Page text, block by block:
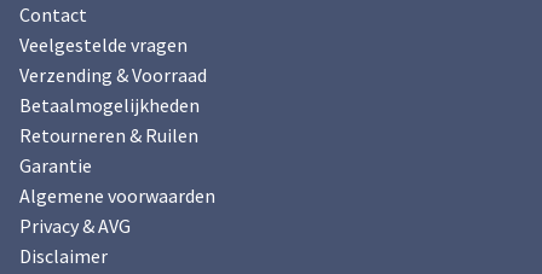
Contact
Veelgestelde vragen
Verzending & Voorraad
Betaalmogelijkheden
Retourneren & Ruilen
Garantie
Algemene voorwaarden
Privacy & AVG
Disclaimer